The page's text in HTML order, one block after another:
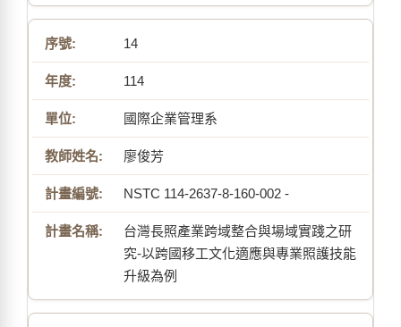
14
114
國際企業管理系
廖俊芳
NSTC 114-2637-8-160-002 -
台灣長照產業跨域整合與場域實踐之研
究-以跨國移工文化適應與專業照護技能
升級為例